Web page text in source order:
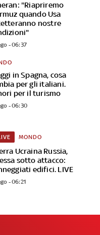
"Riapriremo
quando Usa
nostre
- 06:37
in Spagna, cosa
per gli italiani.
per il turismo
- 06:30
Ucraina Russia,
sotto attacco:
edifici. LIVE
MONDO
- 06:21